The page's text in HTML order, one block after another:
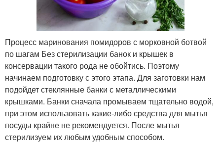
Процесс маринования помидоров с морковной ботвой
по шагам Без стерилизации банок и крышек в
консервации такого рода не обойтись. Поэтому
начинаем подготовку с этого этапа. Для заготовки нам
подойдет стеклянные банки с металлическими
крышками. Банки сначала промываем тщательно водой,
при этом использовать какие-либо средства для мытья
посуды крайне не рекомендуется. После мытья
стерилизуем их любым удобным способом.